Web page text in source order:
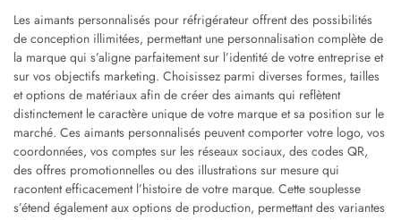
Les aimants personnalisés pour réfrigérateur offrent des possibilités
de conception illimitées, permettant une personnalisation complète de
la marque qui s’aligne parfaitement sur l’identité de votre entreprise et
sur vos objectifs marketing. Choisissez parmi diverses formes, tailles
et options de matériaux afin de créer des aimants qui reflètent
distinctement le caractère unique de votre marque et sa position sur le
marché. Ces aimants personnalisés peuvent comporter votre logo, vos
coordonnées, vos comptes sur les réseaux sociaux, des codes QR,
des offres promotionnelles ou des illustrations sur mesure qui
racontent efficacement l’histoire de votre marque. Cette souplesse
s’étend également aux options de production, permettant des variantes